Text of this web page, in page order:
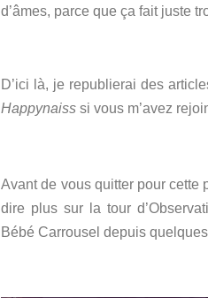
d’âmes, parce que ça fait juste
D’ici là, je republierai des
Happynaiss si vous m’avez
Avant de vous quitter pour cette
dire plus sur la tour
Bébé Carrousel depuis